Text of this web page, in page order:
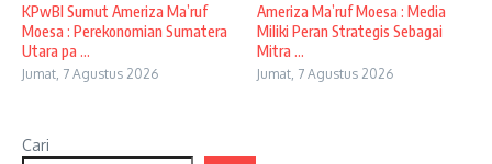
KPwBI Sumut Ameriza Ma’ruf
Moesa : Perekonomian Sumatera
Utara pa ...
Jumat, 7 Agustus 2026
Ameriza Ma’ruf Moesa : Media
Miliki Peran Strategis Sebagai
Mitra ...
Jumat, 7 Agustus 2026
Cari